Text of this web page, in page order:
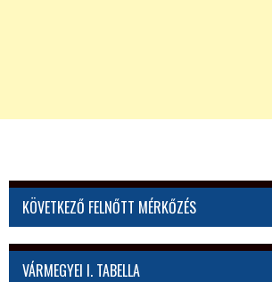
KÖVETKEZŐ FELNŐTT MÉRKŐZÉS
VÁRMEGYEI I. TABELLA